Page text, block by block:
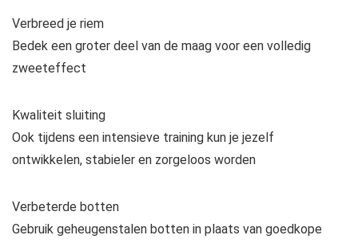
Verbreed je riem
Bedek een groter deel van de maag voor een volledig
zweeteffect
Kwaliteit sluiting
Ook tijdens een intensieve training kun je jezelf
ontwikkelen, stabieler en zorgeloos worden
Verbeterde botten
Gebruik geheugenstalen botten in plaats van goedkope